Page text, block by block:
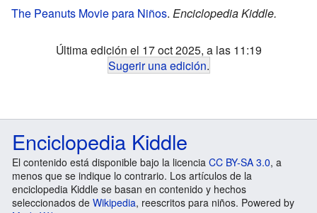
The Peanuts Movie para Niños. Enciclopedia Kiddle.
Última edición el 17 oct 2025, a las 11:19
Sugerir una edición.
Enciclopedia Kiddle
El contenido está disponible bajo la licencia CC BY-SA 3.0, a
menos que se indique lo contrario. Los artículos de la
enciclopedia Kiddle se basan en contenido y hechos
seleccionados de Wikipedia, reescritos para niños. Powered by